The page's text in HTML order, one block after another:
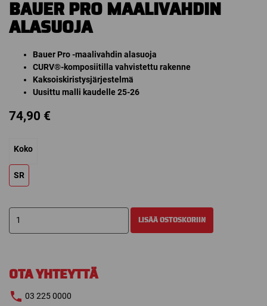
BAUER PRO MAALIVAHDIN
ALASUOJA
Bauer Pro -maalivahdin alasuoja
CURV®-komposiitilla vahvistettu rakenne
Kaksoiskiristysjärjestelmä
Uusittu malli kaudelle 25-26
74,90 €
Koko
SR
BAUER
PRO
LISÄÄ OSTOSKORIIN
OTA YHTEYTTÄ
03 225 0000